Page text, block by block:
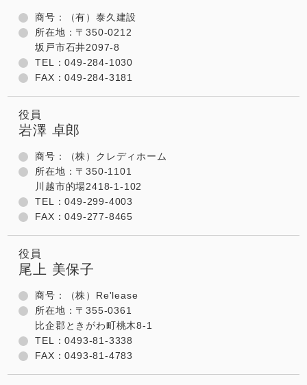
商号：（有）泰久建設
所在地：〒350-0212
坂戸市石井2097-8
TEL：049-284-1030
FAX：049-284-3181
役員
岩澤 卓郎
商号：（株）クレディホーム
所在地：〒350-1101
川越市的場2418-1-102
TEL：049-299-4003
FAX：049-277-8465
役員
尾上 美保子
商号：（株）Re'lease
所在地：〒355-0361
比企郡ときがわ町桃木8-1
TEL：0493-81-3338
FAX：0493-81-4783